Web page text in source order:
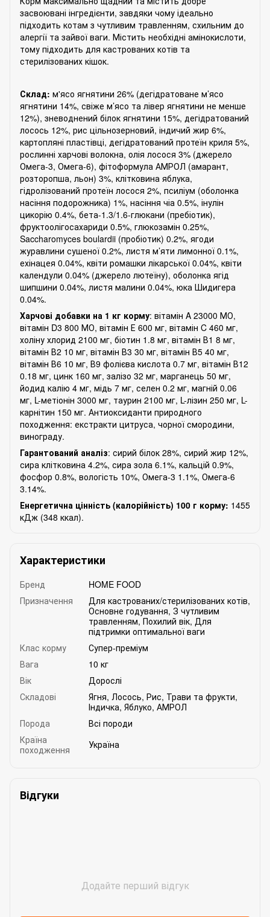
засвоювані інгредієнти, завдяки чому ідеально
підходить котам з чутливим травленням, схильним до
алергії та зайвої ваги. Містить необхідні амінокислоти,
тому підходить для кастрованих котів та
стерилізованих кішок.
Склад: м'ясо ягнятини 26% (дегідратоване м’ясо
ягнятини 14%, свіже м’ясо та лівер ягнятини не менше
12%), зневоднений білок ягнятини 15%, дегідратований
лосось 12%, рис цільнозерновий, індичий жир 6%,
картопляні пластівці, дегідратований протеїн криля 5%,
рослинні харчові волокна, олія лосося 3% (джерело
Омега-3, Омега-6), фітоформула АМРОЛ (амарант,
розторопша, льон) 3%, клітковина яблука,
гідролізований протеїн лосося 2%, псиліум (оболонка
насіння подорожника) 1%, насіння чіа 0.5%, інулін
цикорію 0.4%, бета-1.3/1.6-глюкани (пребіотик),
фруктоолігосахариди 0.5%, глюкозамін 0.25%,
Saccharomyces boulardii (пробіотик) 0.2%, ягоди
журавлини сушеної 0.2%, листя м’яти лимонної 0.1%,
ехінацея 0.04%, квіти ромашки лікарської 0.04%, квіти
календули 0.04% (джерело лютеїну), оболонка ягід
шипшини 0.04%, листя малини 0.04%, юка Шидигера
0.04%.
Харчові добавки на 1 кг корму: вітамін A 23000 МО,
вітамін D3 800 МО, вітамін Е 600 мг, вітамін C 460 мг,
холіну хлорид 2100 мг, біотин 1.8 мг, вітамін В1 8 мг,
вітамін В2 10 мг, вітамін В3 30 мг, вітамін В5 40 мг,
вітамін В6 10 мг, В9 фолієва кислота 0.7 мг, вітамін В12
0.18 мг, цинк 160 мг, залізо 32 мг, марганець 50 мг,
йодид калію 4 мг, мідь 7 мг, селен 0.2 мг, магній 0.06
мг, L-метіонін 3000 мг, таурин 2100 мг, L-лізин 250 мг, L-
карнітин 150 мг. Антиоксиданти природного
походження: екстракти цитруса, чорної смородини,
винограду.
Гарантований аналіз: сирий білок 28%, сирий жир 12%,
сира клітковина 4.2%, сира зола 6.1%, кальцій 0.9%,
фосфор 0.8%, вологість 10%, Омега-3 1.1%, Омега-6
3.14%.
Енергетична цінність (калорійність) 100 г корму: 1455
кДж (348 ккал).
Характеристики
Бренд
HOME FOOD
Призначення
Для кастрованих/стерилізованих котів,
Основне годування, З чутливим
травленням, Похилий вік, Для
підтримки оптимальної ваги
Клас корму
Супер-преміум
Вага
10 кг
Вік
Дорослі
Складові
Ягня, Лосось, Рис, Трави та фрукти,
Індичка, Яблуко, АМРОЛ
Порода
Всі породи
Країна
походження
Україна
Відгуки
Додайте перший відгук